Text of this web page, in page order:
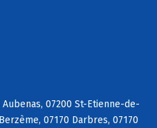
07200 St-Etienne-de-
07170 Darbres, 07170